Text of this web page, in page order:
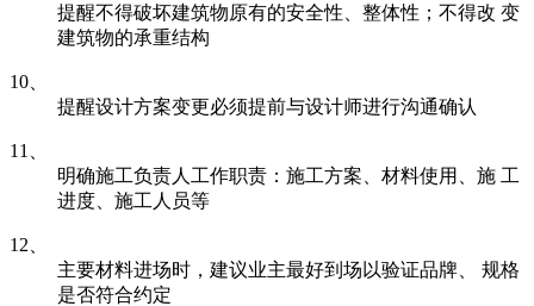
提醒不得破坏建筑物原有的安全性、整体性；不得改 变
建筑物的承重结构
10、
提醒设计方案变更必须提前与设计师进行沟通确认
11、
明确施工负责人工作职责：施工方案、材料使用、施 工
进度、施工人员等
12、
主要材料进场时，建议业主最好到场以验证品牌、 规格
是否符合约定